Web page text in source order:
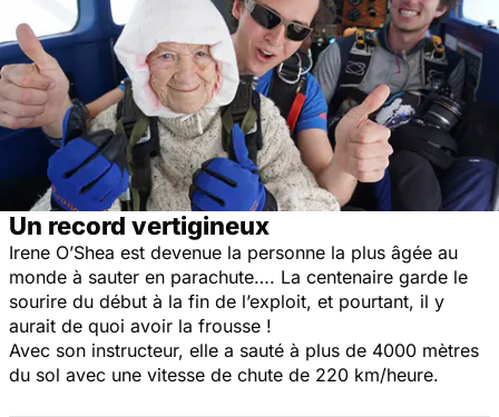
Un record vertigineux
Irene O’Shea est devenue la personne la plus âgée au
monde à sauter en parachute…. La centenaire garde le
sourire du début à la fin de l’exploit, et pourtant, il y
aurait de quoi avoir la frousse !
Avec son instructeur, elle a sauté à plus de 4000 mètres
du sol avec une vitesse de chute de 220 km/heure.